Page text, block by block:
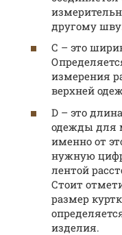
другому
С – это
измерения
верхней
D – это
одежды для
именно от
нужную
лентой
Стоит
размер
изделия.